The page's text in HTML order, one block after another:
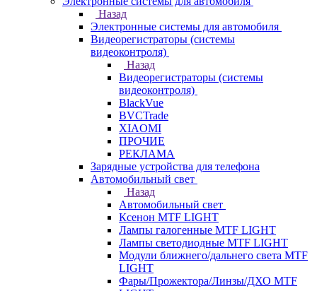
Назад
Электронные системы для автомобиля
Видеорегистраторы (системы
видеоконтроля)
Назад
Видеорегистраторы (системы
видеоконтроля)
BlackVue
BVCTrade
XIAOMI
ПРОЧИЕ
РЕКЛАМА
Зарядные устройства для телефона
Автомобильный свет
Назад
Автомобильный свет
Ксенон MTF LIGHT
Лампы галогенные MTF LIGHT
Лампы светодиодные MTF LIGHT
Модули ближнего/дальнего света MTF
LIGHT
Фары/Прожектора/Линзы/ДХО MTF